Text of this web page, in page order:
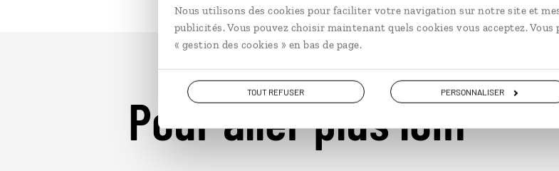
Nous utilisons des cookies pour faciliter votre navigation sur notre site et
publicités. Vous pouvez choisir maintenant quels cookies vous acceptez.
« gestion des cookies » en bas de page.
TOUT REFUSER PERSONNALISER
Pour aller plus loin